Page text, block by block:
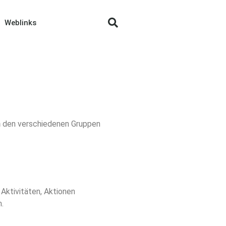
Weblinks
verschiedenen Gruppen
Aktionen